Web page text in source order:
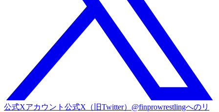
公式Xアカウント 公式X（旧Twitter）@finprowrestlingへのリ